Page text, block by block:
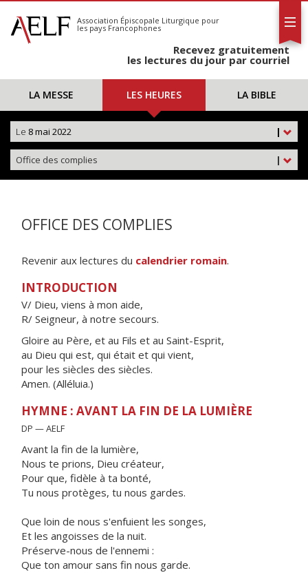
S'abonner
Calendrier
Association Épiscopale Liturgique pour
les pays Francophones
Recevez gratuitement
les lectures du jour par courriel
LA MESSE LES HEURES LA BIBLE
|
Le 8 mai 2022
|
Office des complies
OFFICE DES COMPLIES
Revenir aux lectures du calendrier romain.
INTRODUCTION
V/ Dieu, viens à mon aide,
R/ Seigneur, à notre secours.
Gloire au Père, et au Fils et au Saint-Esprit,
au Dieu qui est, qui était et qui vient,
pour les siècles des siècles.
Amen. (Alléluia.)
HYMNE : AVANT LA FIN DE LA LUMIÈRE
DP — AELF
Avant la fin de la lumière,
Nous te prions, Dieu créateur,
Pour que, fidèle à ta bonté,
Tu nous protèges, tu nous gardes.
Que loin de nous s'enfuient les songes,
Et les angoisses de la nuit.
Préserve-nous de l'ennemi :
Que ton amour sans fin nous garde.